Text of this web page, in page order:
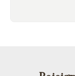
We enjoyed